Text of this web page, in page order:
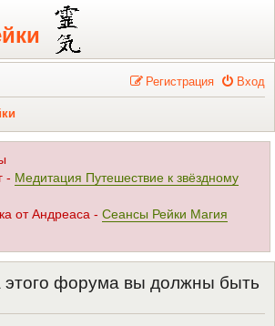
Вход
Регистрация
- Медитация Путешествие к звёздному
от Андреаса - Сеансы Рейки Магия
этого форума вы должны быть